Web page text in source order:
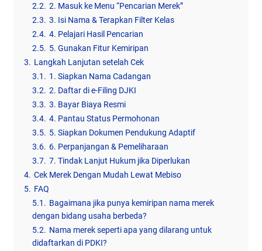
2.2. 2. Masuk ke Menu “Pencarian Merek”
2.3. 3. Isi Nama & Terapkan Filter Kelas
2.4. 4. Pelajari Hasil Pencarian
2.5. 5. Gunakan Fitur Kemiripan
3. Langkah Lanjutan setelah Cek
3.1. 1. Siapkan Nama Cadangan
3.2. 2. Daftar di e-Filing DJKI
3.3. 3. Bayar Biaya Resmi
3.4. 4. Pantau Status Permohonan
3.5. 5. Siapkan Dokumen Pendukung Adaptif
3.6. 6. Perpanjangan & Pemeliharaan
3.7. 7. Tindak Lanjut Hukum jika Diperlukan
4. Cek Merek Dengan Mudah Lewat Mebiso
5. FAQ
5.1. Bagaimana jika punya kemiripan nama merek
dengan bidang usaha berbeda?
5.2. Nama merek seperti apa yang dilarang untuk
didaftarkan di PDKI?